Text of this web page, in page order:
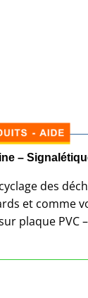
–
des
et comme
plaque PVC